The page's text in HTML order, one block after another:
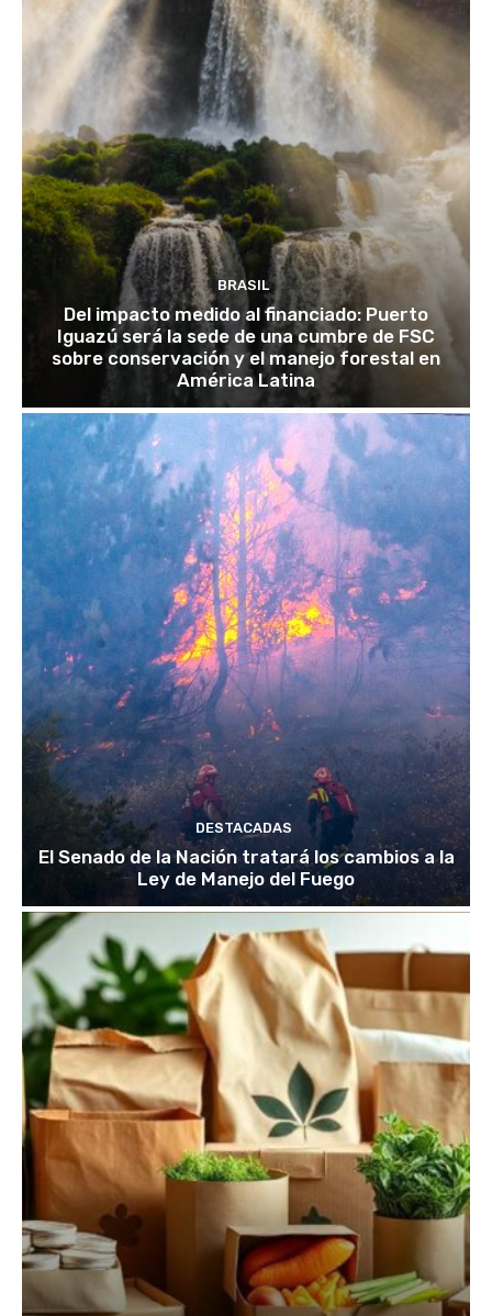
BRASIL
Del impacto medido al financiado: Puerto
Iguazú será la sede de una cumbre de FSC
sobre conservación y el manejo forestal en
América Latina
DESTACADAS
El Senado de la Nación tratará los cambios a la
Ley de Manejo del Fuego